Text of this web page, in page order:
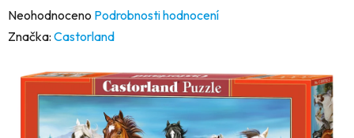
Průměrné
hodnocení
Neohodnoceno Podrobnosti hodnocení
Značka: Castorland